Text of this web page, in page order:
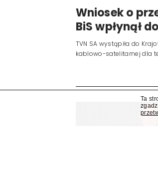
Wniosek o
BiS wpłynął
Ta